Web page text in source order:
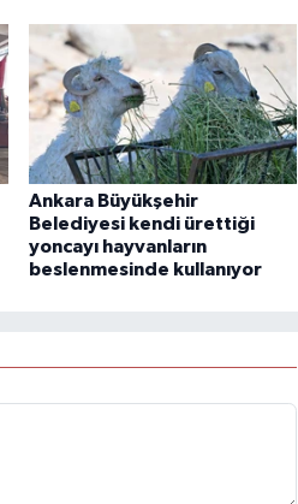
Ankara Büyükşehir
Belediyesi kendi ürettiği
yoncayı hayvanların
beslenmesinde kullanıyor